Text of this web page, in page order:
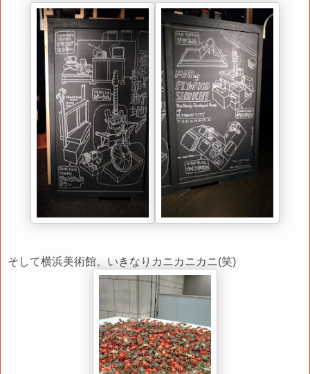
そして横浜美術館。いきなりカニカニカニ(笑)